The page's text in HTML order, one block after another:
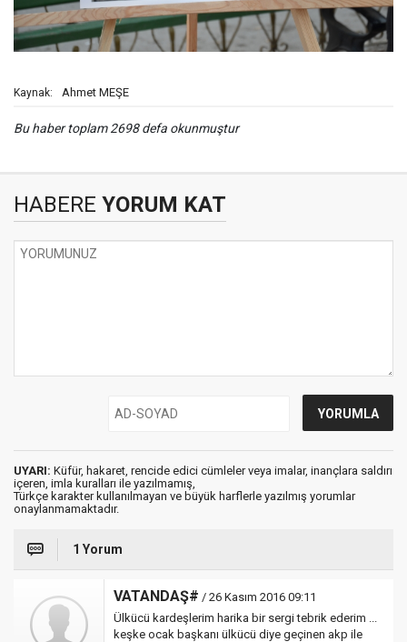
Kaynak: Ahmet MEŞE
Bu haber toplam 2698 defa okunmuştur
HABERE YORUM KAT
UYARI: Küfür, hakaret, rencide edici cümleler veya imalar, inançlara saldırı
içeren, imla kuralları ile yazılmamış,
Türkçe karakter kullanılmayan ve büyük harflerle yazılmış yorumlar
onaylanmamaktadır.
1 Yorum
VATANDAŞ# / 26 Kasım 2016 09:11
Ülkücü kardeşlerim harika bir sergi tebrik ederim ...
keşke ocak başkanı ülkücü diye geçinen akp ile